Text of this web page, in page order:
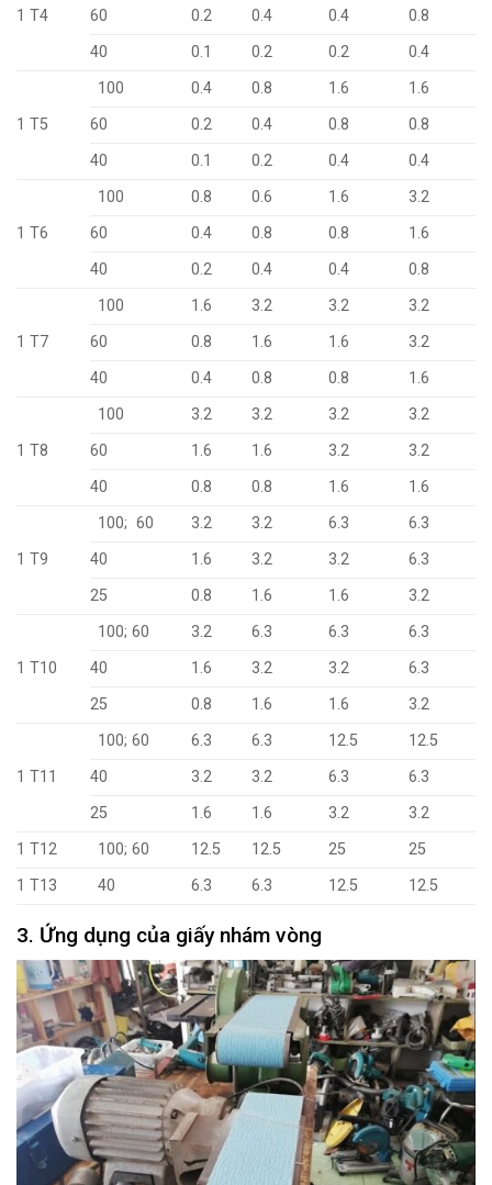
1 T4
60
0.2 0.4 0.4
0.8
40
0.1 0.2 0.2 0.4
1 T5
100 0.4 0.8 1.6
1.6
60
0.2 0.4 0.8
0.8
40
0.1 0.2 0.4 0.4
1 T6
100 0.8 0.6 1.6
3.2
60
0.4 0.8 0.8
1.6
40
0.2 0.4 0.4 0.8
1 T7
100 1.6 3.2 3.2
3.2
60
0.8 1.6 1.6
3.2
40
0.4 0.8 0.8 1.6
1 T8
100 3.2 3.2 3.2
3.2
60
1.6 1.6 3.2
3.2
40
0.8 0.8 1.6 1.6
1 T9
100; 60 3.2 3.2 6.3
6.3
40
1.6 3.2 3.2
6.3
25
0.8 1.6 1.6 3.2
1 T10
100; 60 3.2 6.3 6.3
6.3
40
1.6 3.2 3.2
6.3
25
0.8 1.6 1.6 3.2
1 T11
100; 60 6.3 6.3 12.5
12.5
40
3.2 3.2 6.3
6.3
25
1.6 1.6 3.2
3.2
1 T12
100; 60 12.5 12.5 25
25
1 T13
40 6.3 6.3 12.5 12.5
3. Ứng dụng của giấy nhám vòng